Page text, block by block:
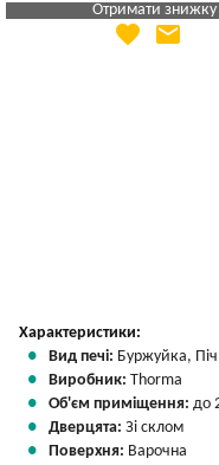
Отримати знижку
Яка Ваша ціна
favorite email
Характеристики:
Вид печі: Буржуйка,
Виробник: Thorma
Об'єм приміщення: до
Дверцята: Зі склом
Поверхня: Варочна